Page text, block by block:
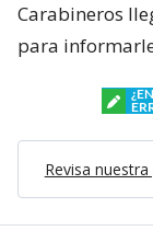
Carabineros
para
Revisa